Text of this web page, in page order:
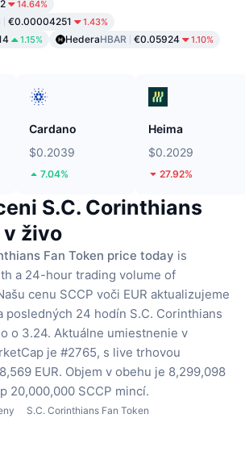
14.64%
€0.00004251 1.43%
1.15% HederaHBAR €0.05924 1.10%
Cardano
$0.2039
7.04%
Heima
$0.2029
27.92%
S.C. Corinthians
v živo
Fan Token price today is
a 24-hour trading volume of
cenu SCCP voči EUR aktualizujeme
posledných 24 hodín S.C. Corinthians
o 3.24. Aktuálne umiestnenie v
je #2765, s live trhovou
EUR. Objem v obehu je 8,299,098
20,000,000 SCCP mincí.
S.C. Corinthians Fan Token